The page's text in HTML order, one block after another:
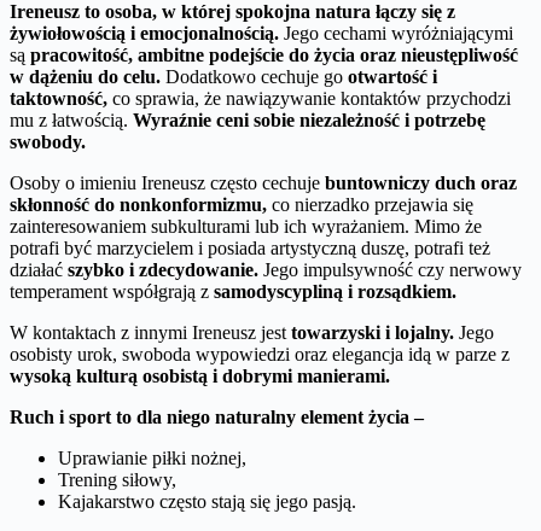
Ireneusz to osoba, w której spokojna natura łączy się z
żywiołowością i emocjonalnością. Jego cechami wyróżniającymi
są pracowitość, ambitne podejście do życia oraz nieustępliwość
w dążeniu do celu. Dodatkowo cechuje go otwartość i
taktowność, co sprawia, że nawiązywanie kontaktów przychodzi
mu z łatwością. Wyraźnie ceni sobie niezależność i potrzebę
swobody.
Osoby o imieniu Ireneusz często cechuje buntowniczy duch oraz
skłonność do nonkonformizmu, co nierzadko przejawia się
zainteresowaniem subkulturami lub ich wyrażaniem. Mimo że
potrafi być marzycielem i posiada artystyczną duszę, potrafi też
działać szybko i zdecydowanie. Jego impulsywność czy nerwowy
temperament współgrają z samodyscypliną i rozsądkiem.
W kontaktach z innymi Ireneusz jest towarzyski i lojalny. Jego
osobisty urok, swoboda wypowiedzi oraz elegancja idą w parze z
wysoką kulturą osobistą i dobrymi manierami.
Ruch i sport to dla niego naturalny element życia –
Uprawianie piłki nożnej,
Trening siłowy,
Kajakarstwo często stają się jego pasją.